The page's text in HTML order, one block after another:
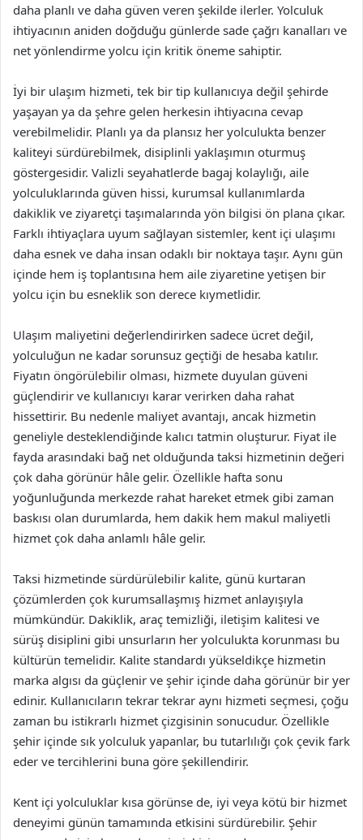
daha planlı ve daha güven veren şekilde ilerler. Yolculuk
ihtiyacının aniden doğduğu günlerde sade çağrı kanalları ve
net yönlendirme yolcu için kritik öneme sahiptir.
İyi bir ulaşım hizmeti, tek bir tip kullanıcıya değil şehirde
yaşayan ya da şehre gelen herkesin ihtiyacına cevap
verebilmelidir. Planlı ya da plansız her yolculukta benzer
kaliteyi sürdürebilmek, disiplinli yaklaşımın oturmuş
göstergesidir. Valizli seyahatlerde bagaj kolaylığı, aile
yolculuklarında güven hissi, kurumsal kullanımlarda
dakiklik ve ziyaretçi taşımalarında yön bilgisi ön plana çıkar.
Farklı ihtiyaçlara uyum sağlayan sistemler, kent içi ulaşımı
daha esnek ve daha insan odaklı bir noktaya taşır. Aynı gün
içinde hem iş toplantısına hem aile ziyaretine yetişen bir
yolcu için bu esneklik son derece kıymetlidir.
Ulaşım maliyetini değerlendirirken sadece ücret değil,
yolculuğun ne kadar sorunsuz geçtiği de hesaba katılır.
Fiyatın öngörülebilir olması, hizmete duyulan güveni
güçlendirir ve kullanıcıyı karar verirken daha rahat
hissettirir. Bu nedenle maliyet avantajı, ancak hizmetin
geneliyle desteklendiğinde kalıcı tatmin oluşturur. Fiyat ile
fayda arasındaki bağ net olduğunda taksi hizmetinin değeri
çok daha görünür hâle gelir. Özellikle hafta sonu
yoğunluğunda merkezde rahat hareket etmek gibi zaman
baskısı olan durumlarda, hem dakik hem makul maliyetli
hizmet çok daha anlamlı hâle gelir.
Taksi hizmetinde sürdürülebilir kalite, günü kurtaran
çözümlerden çok kurumsallaşmış hizmet anlayışıyla
mümkündür. Dakiklik, araç temizliği, iletişim kalitesi ve
sürüş disiplini gibi unsurların her yolculukta korunması bu
kültürün temelidir. Kalite standardı yükseldikçe hizmetin
marka algısı da güçlenir ve şehir içinde daha görünür bir yer
edinir. Kullanıcıların tekrar tekrar aynı hizmeti seçmesi, çoğu
zaman bu istikrarlı hizmet çizgisinin sonucudur. Özellikle
şehir içinde sık yolculuk yapanlar, bu tutarlılığı çok çevik fark
eder ve tercihlerini buna göre şekillendirir.
Kent içi yolculuklar kısa görünse de, iyi veya kötü bir hizmet
deneyimi günün tamamında etkisini sürdürebilir. Şehir